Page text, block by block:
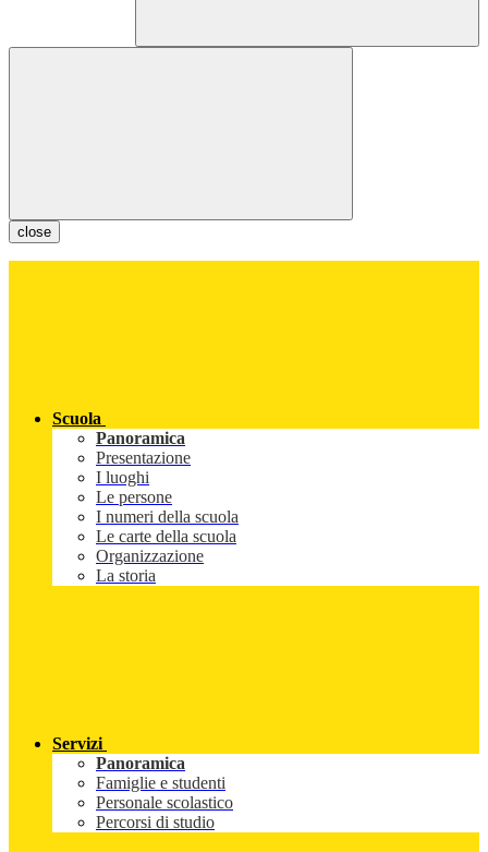
close
Scuola
Panoramica
Presentazione
I luoghi
Le persone
I numeri della scuola
Le carte della scuola
Organizzazione
La storia
Servizi
Panoramica
Famiglie e studenti
Personale scolastico
Percorsi di studio